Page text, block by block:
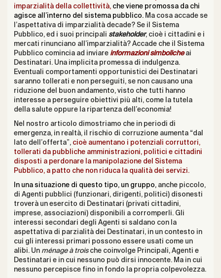
imparzialità della collettività, che viene promossa da chi
agisce all’interno del sistema pubblico. Ma cosa accade se
l’aspettativa di imparzialità decade? Se il Sistema
Pubblico, ed i suoi principali stakeholder, cioè i cittadini e i
mercati rinunciano all’imparzialità? Accade che il Sistema
Pubblico comincia ad inviare informazioni simbolicheai
Destinatari. Una implicita promessa di indulgenza.
Eventuali comportamenti opportunistici dei Destinatari
saranno tollerati e non perseguiti, se non causano una
riduzione del buon andamento, visto che tutti hanno
interesse a perseguire obiettivi più alti, come la tutela
della salute oppure la ripartenza dell’economia!
Nel nostro articolo dimostriamo che in periodi di
emergenza, in realtà, il rischio di corruzione aumenta “dal
lato dell’offerta”, cioè aumentano i potenziali corruttori,
tollerati da pubbliche amministrazioni, politici e cittadini
disposti a perdonare la manipolazione del Sistema
Pubblico, a patto che non riduca la qualità dei servizi.
In una situazione di questo tipo, un gruppo,anche piccolo,
di Agenti pubblici (funzionari, dirigenti, politici) disonesti
troverà un esercito di Destinatari (privati cittadini,
imprese, associazioni) disponibili a corromperli. Gli
interessi secondari degli Agenti si saldano con la
aspettativa di parzialità dei Destinatari, in un contesto in
cui gli interessi primari possono essere usati come un
alibi. Un ménage à trois che coinvolge Principali, Agenti e
Destinatari e in cui nessuno può dirsi innocente. Ma in cui
nessuno percepisce fino in fondo la propria colpevolezza.